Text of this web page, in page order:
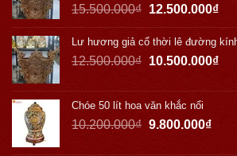
15.500.000₫ 12.500.000₫
Lư hương giả cổ thời lê đường
12.500.000₫ 10.500.000₫
Chóe 50 lít hoa văn khắc nổi
10.200.000₫ 9.800.000₫